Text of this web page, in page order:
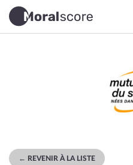
← REVENIR À LA LISTE